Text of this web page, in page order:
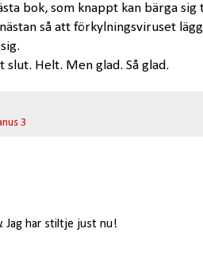
bok, som knappt kan bärga
så att förkylningsviruset
slut. Helt. Men glad. Så glad.
3
Jag har stiltje just nu!